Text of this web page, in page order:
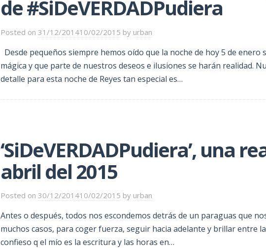
de #SiDeVERDADPudiera
Posted on 31/12/201410/02/2015 by urban
Desde pequeños siempre hemos oído que la noche de hoy 5 de enero
mágica y que parte de nuestros deseos e ilusiones se harán realidad.
detalle para esta noche de Reyes tan especial es…
‘SiDeVERDADPudiera’, una
abril del 2015
Posted on 30/12/201410/02/2015 by urban
Antes o después, todos nos escondemos detrás de un paraguas que
muchos casos, para coger fuerza, seguir hacia adelante y brillar entre
confieso q el mío es la escritura y las horas en…